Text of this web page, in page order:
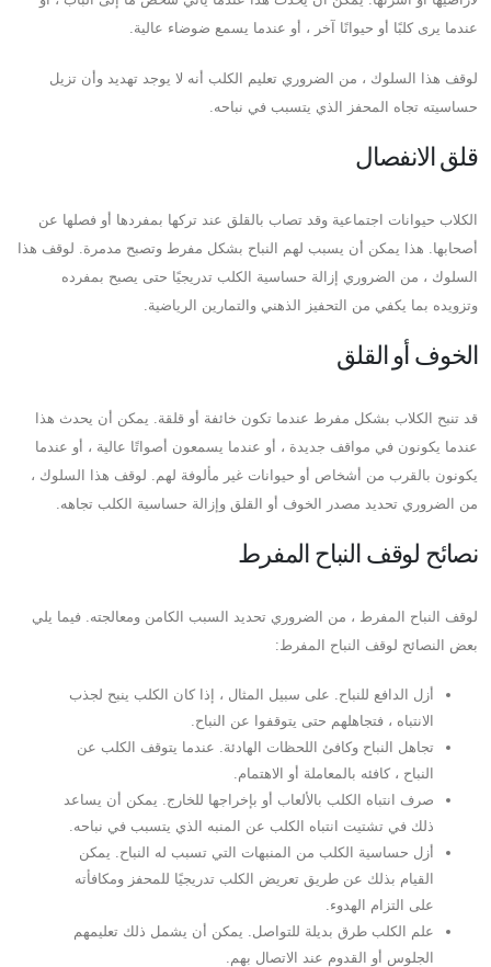
عندما يرى كلبًا أو حيوانًا آخر ، أو عندما يسمع ضوضاء عالية.
لوقف هذا السلوك ، من الضروري تعليم الكلب أنه لا يوجد تهديد وأن تزيل
حساسيته تجاه المحفز الذي يتسبب في نباحه.
قلق الانفصال
الكلاب حيوانات اجتماعية وقد تصاب بالقلق عند تركها بمفردها أو فصلها عن
أصحابها. هذا يمكن أن يسبب لهم النباح بشكل مفرط وتصبح مدمرة. لوقف هذا
السلوك ، من الضروري إزالة حساسية الكلب تدريجيًا حتى يصبح بمفرده
وتزويده بما يكفي من التحفيز الذهني والتمارين الرياضية.
الخوف أو القلق
قد تنبح الكلاب بشكل مفرط عندما تكون خائفة أو قلقة. يمكن أن يحدث هذا
عندما يكونون في مواقف جديدة ، أو عندما يسمعون أصواتًا عالية ، أو عندما
يكونون بالقرب من أشخاص أو حيوانات غير مألوفة لهم. لوقف هذا السلوك ،
من الضروري تحديد مصدر الخوف أو القلق وإزالة حساسية الكلب تجاهه.
نصائح لوقف النباح المفرط
لوقف النباح المفرط ، من الضروري تحديد السبب الكامن ومعالجته. فيما يلي
بعض النصائح لوقف النباح المفرط:
أزل الدافع للنباح. على سبيل المثال ، إذا كان الكلب ينبح لجذب
الانتباه ، فتجاهلهم حتى يتوقفوا عن النباح.
تجاهل النباح وكافئ اللحظات الهادئة. عندما يتوقف الكلب عن
النباح ، كافئه بالمعاملة أو الاهتمام.
صرف انتباه الكلب بالألعاب أو بإخراجها للخارج. يمكن أن يساعد
ذلك في تشتيت انتباه الكلب عن المنبه الذي يتسبب في نباحه.
أزل حساسية الكلب من المنبهات التي تسبب له النباح. يمكن
القيام بذلك عن طريق تعريض الكلب تدريجيًا للمحفز ومكافأته
على التزام الهدوء.
علم الكلب طرق بديلة للتواصل. يمكن أن يشمل ذلك تعليمهم
الجلوس أو القدوم عند الاتصال بهم.